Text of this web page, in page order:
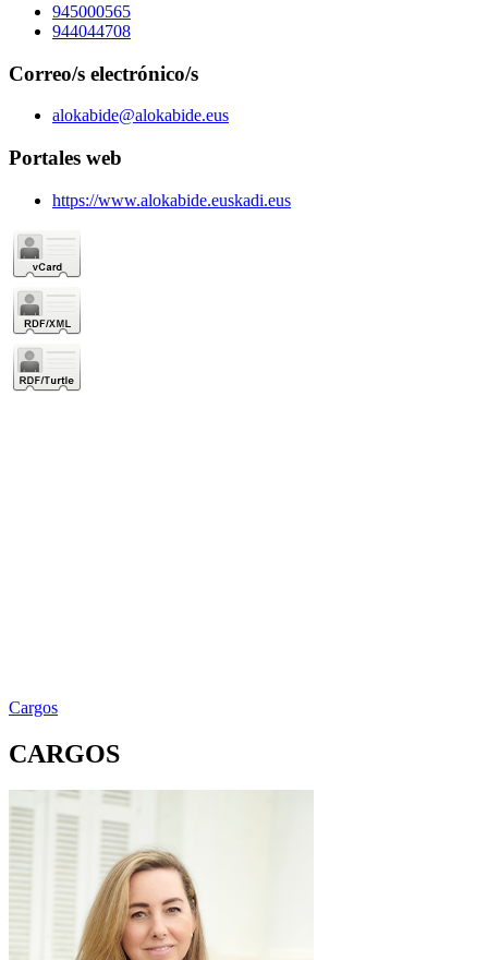
945000565
944044708
Correo/s electrónico/s
alokabide@alokabide.eus
Portales web
https://www.alokabide.euskadi.eus
Cargos
CARGOS